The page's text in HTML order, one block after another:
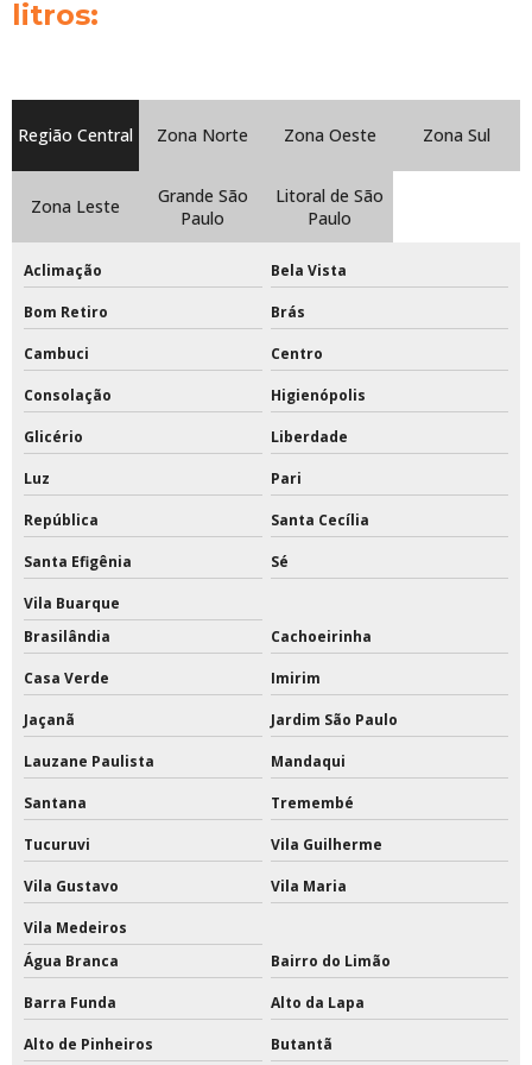
Preço tinta epóxi para quadras esportivas
Rede de beach tennis
Rede de beach tennis completa
Rede de beach tennis oficial
Rede de beach tennis profissional
Rede de tênis preço
Rede para trave de futsal
Redes de proteção para quadras esportivas
Redes de tenis de quadra
Redes esportivas de proteção
Redes esportivas para quadras
Redes esportivas sob medida
Reformas em quadras esportivas
Tabela de basquete com estrutura de ferro
Tabela de basquete com estrutura preço
litros:
Região Central Zona Norte Zona Oeste Zona Sul
Zona Leste
Grande São
Paulo
Litoral de São
Paulo
Aclimação Bela Vista
Bom Retiro Brás
Cambuci Centro
Consolação Higienópolis
Glicério Liberdade
Luz Pari
República Santa Cecília
Santa Efigênia Sé
Vila Buarque
Brasilândia
Cachoeirinha
Casa Verde Imirim
Jaçanã Jardim São Paulo
Lauzane Paulista Mandaqui
Santana Tremembé
Tucuruvi Vila Guilherme
Vila Gustavo Vila Maria
Vila Medeiros
Água Branca
Bairro do Limão
Barra Funda Alto da Lapa
Alto de Pinheiros Butantã